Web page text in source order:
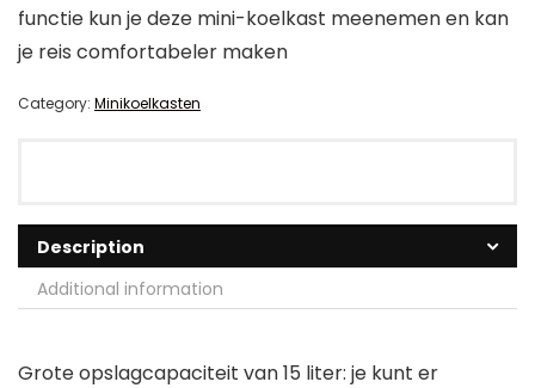
functie kun je deze mini-koelkast meenemen en kan
je reis comfortabeler maken
Category: Minikoelkasten
Description
Additional information
Grote opslagcapaciteit van 15 liter: je kunt er